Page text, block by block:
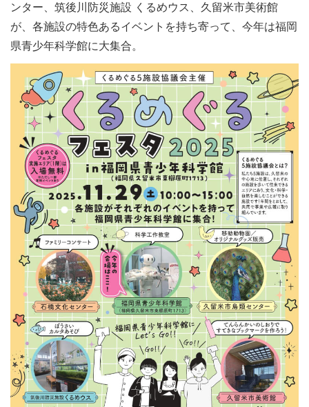
ンター、筑後川防災施設 くるめウス、久留米市美術館
が、各施設の特色あるイベントを持ち寄って、今年は福岡
県青少年科学館に大集合。